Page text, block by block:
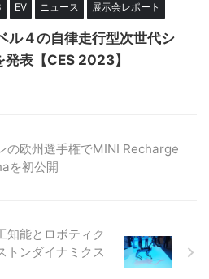
EV ニュース 展示会レポート
ル４の自律走行型次世代シ
発表【CES 2023】
の欧州選手権でMINI Recharge
を初公開
知能とロボティク
トンダイナミクス